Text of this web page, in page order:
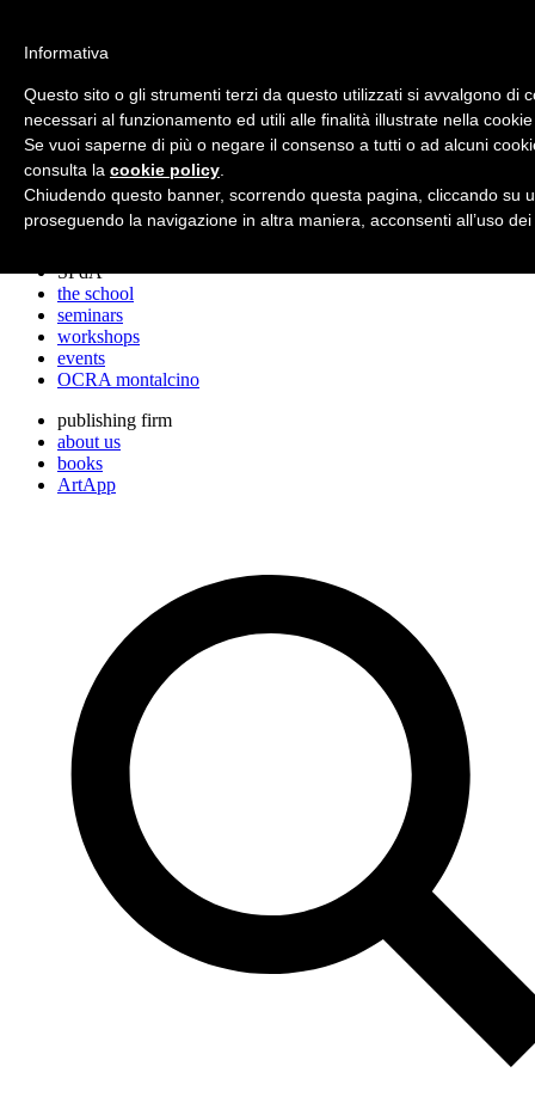
archos
the studio
projects
lectures
press cuttings
SPdA
the school
seminars
workshops
events
OCRA montalcino
publishing firm
about us
books
ArtApp
Informativa
Questo sito o gli strumenti terzi da questo utilizzati si avvalgono di
necessari al funzionamento ed utili alle finalità illustrate nella
Se vuoi saperne di più o negare il consenso a tutti o ad alcuni
consulta la cookie policy
Chiudendo questo banner, scorrendo questa pagina, cliccando su
proseguendo la navigazione in altra maniera, acconsenti all’uso